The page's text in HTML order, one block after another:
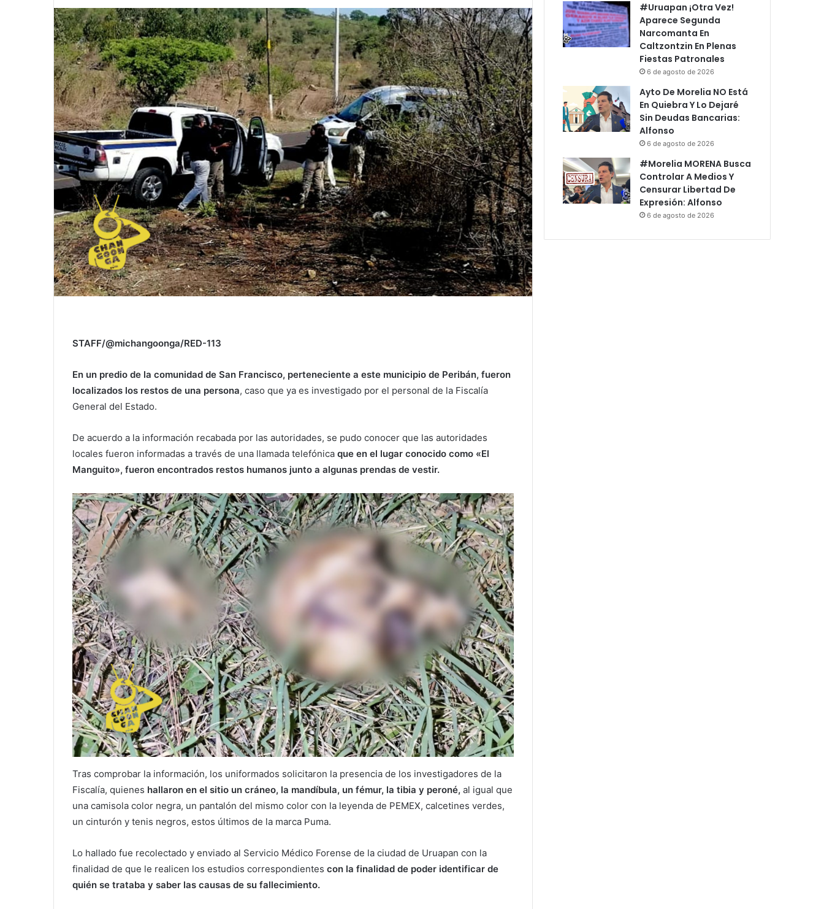
STAFF/@michangoonga/RED-113
En un predio de la comunidad de San Francisco, perteneciente a este municipio de Peribán, fueron
localizados los restos de una persona, caso que ya es investigado por el personal de la Fiscalía
General del Estado.
De acuerdo a la información recabada por las autoridades, se pudo conocer que las autoridades
locales fueron informadas a través de una llamada telefónica que en el lugar conocido como «El
Manguito», fueron encontrados restos humanos junto a algunas prendas de vestir.
Tras comprobar la información, los uniformados solicitaron la presencia de los investigadores de la
Fiscalía, quienes hallaron en el sitio un cráneo, la mandíbula, un fémur, la tibia y peroné, al igual que
una camisola color negra, un pantalón del mismo color con la leyenda de PEMEX, calcetines verdes,
un cinturón y tenis negros, estos últimos de la marca Puma.
Lo hallado fue recolectado y enviado al Servicio Médico Forense de la ciudad de Uruapan con la
finalidad de que le realicen los estudios correspondientes con la finalidad de poder identificar de
quién se trataba y saber las causas de su fallecimiento.
#Uruapan ¡Otra Vez!
Aparece Segunda
Narcomanta En
Caltzontzin En Plenas
Fiestas Patronales
6 de agosto de 2026
Ayto De Morelia NO Está
En Quiebra Y Lo Dejaré
Sin Deudas Bancarias:
Alfonso
6 de agosto de 2026
#Morelia MORENA Busca
Controlar A Medios Y
Censurar Libertad De
Expresión: Alfonso
6 de agosto de 2026